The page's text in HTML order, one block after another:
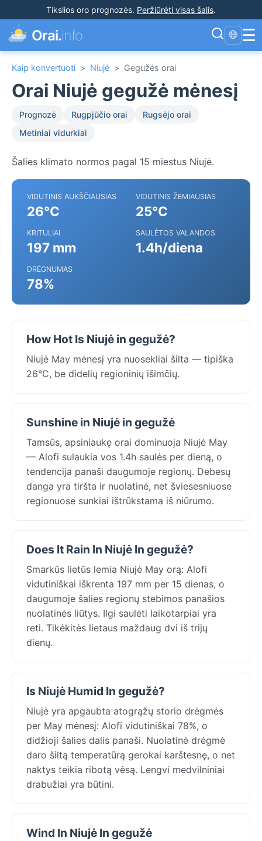
Tikslios oro prognozės. Peržiūrėti visas šalis.
Orai.info 🌐 ☰
Kaip konvertuoti > Niujė > Gegužės orai
Orai Niujė gegužė mėnesį
Prognozė Rugpjūčio orai
Rugsėjo orai
Metiniai vidurkiai
Šalies klimato normos pagal 15 miestus Niujė.
VIDUTINIS AUKŠČIAUSIAS
26°C
VIDUTINIS ŽEMIAUSIAS
25°C
KRITULIAI
197 mm
SAULĖTOS VALANDOS
1.4h/diena
DRĖGNUMAS
78%
How Hot Is Niujė in gegužė?
Niujė May mėnesį yra nuosekliai šilta — tipiška
26°C, be didelių regioninių išimčių.
Sunshine in Niujė in gegužė
Tamsūs, apsiniaukę orai dominuoja Niujė May
— Alofi sulaukia vos 1.4h saulės per dieną, o
tendencija panaši daugumoje regionų. Debesų
danga yra tiršta ir nuolatinė, net šviesesniuose
regionuose sunkiai ištrūkstama iš niūrumo.
Does It Rain In Niujė In gegužė?
Smarkūs lietūs lemia Niujė May orą: Alofi
vidutiniškai iškrenta 197 mm per 15 dienas, o
daugumoje šalies regionų stebimos panašios
nuolatinės liūtys. Ilgi saulėti laikotarpiai yra
reti. Tikėkitės lietaus maždaug dvi iš trijų
dienų.
Is Niujė Humid In gegužė?
Niujė yra apgaubta atogrąžų storio drėgmės
per May mėnesį: Alofi vidutiniškai 78%, o
didžioji šalies dalis panaši. Nuolatinė drėgmė
daro šiltą temperatūrą gerokai karštesnę, o net
naktys teikia ribotą vėsą. Lengvi medvilniniai
drabužiai yra būtini.
Wind In Niujė In gegužė